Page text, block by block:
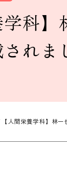
学科
れま
【人間栄養学科】林